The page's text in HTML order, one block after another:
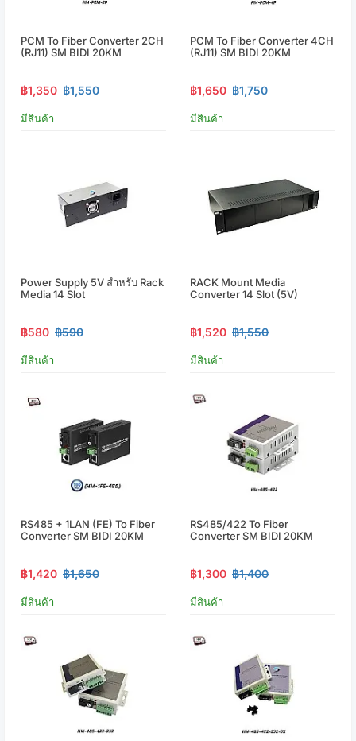
PCM To Fiber Converter 2CH
(RJ11) SM BIDI 20KM
฿1,350 ฿1,550
มีสินค้า
PCM To Fiber Converter 4CH
(RJ11) SM BIDI 20KM
฿1,650 ฿1,750
มีสินค้า
Power Supply 5V สำหรับ Rack
Media 14 Slot
฿580 ฿590
มีสินค้า
RACK Mount Media
Converter 14 Slot (5V)
฿1,520 ฿1,550
มีสินค้า
RS485 + 1LAN (FE) To Fiber
Converter SM BIDI 20KM
฿1,420 ฿1,650
มีสินค้า
RS485/422 To Fiber
Converter SM BIDI 20KM
฿1,300 ฿1,400
มีสินค้า